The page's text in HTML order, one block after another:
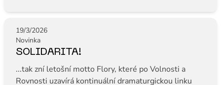
19/3/2026
Novinka
SOLIDARITA!
...tak zní letošní motto Flory, které po Volnosti a
Rovnosti uzavírá kontinuální dramaturgickou linku